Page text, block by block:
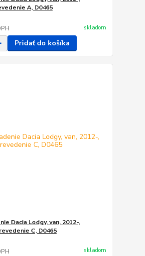
A, D0465
skladom
Pridať do košíka
Dacia Lodgy, van, 2012-,
C, D0465
skladom